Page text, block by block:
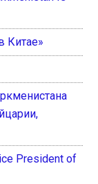
Китае»
President of